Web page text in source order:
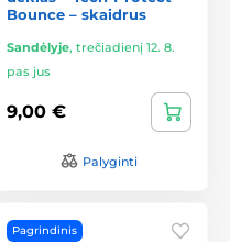
Bounce – skaidrus
Sandėlyje, trečiadienį 12. 8.
pas jus
9,00 €
Palyginti
Pagrindinis